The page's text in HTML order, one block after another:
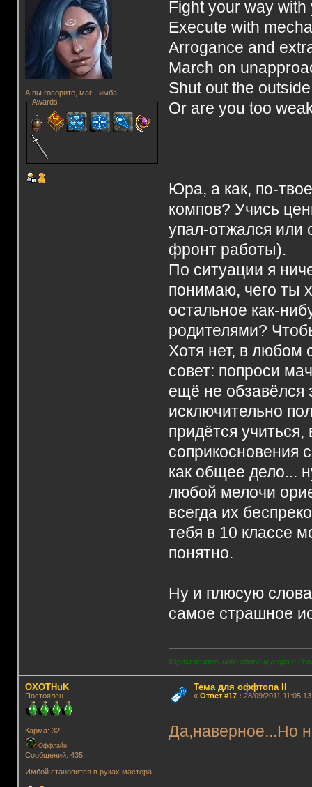
А вы говорите, маг - имба
Awards
Fight your way
Execute with
Arrogance and
March on
Shut out the
Or are you too
Юра, а как, по-
компов? Учись
упал-отжался или
фронт работы).
По ситуации я
понимаю, чего ты
остальное как-
родителями?
Хотя нет, в любом
совет: попроси
ещё не обзавёлся
исключительно
придётся
соприкосновения
как общее дело...
любой мелочи
всегда их
тебя в 10 классе
понятно.
Ну и плюсую
самое страшное
Карта раздельного сбора мусора в
OXOTHuK
Постоялец
Карма: 32
Оффлайн
Сообщений: 435
Имбой становится в руках мастера
Тема для оффтопа II
« Ответ #17: 28/09/2011
Да,наверное...Но